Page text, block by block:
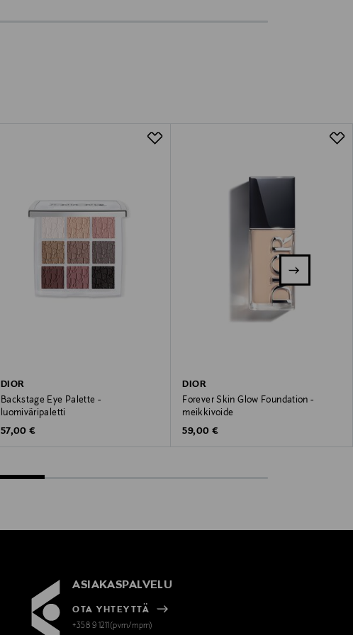
DIOR
Backstage Eye Palette -
luomiväripaletti
Original Price
57,00 €
DIOR
Forever Skin Glow Foundation -
meikkivoide
Original Price
59,00 €
ASIAKASPALVELU
OTA YHTEYTTÄ
+358 9 1211(pvm/mpm)